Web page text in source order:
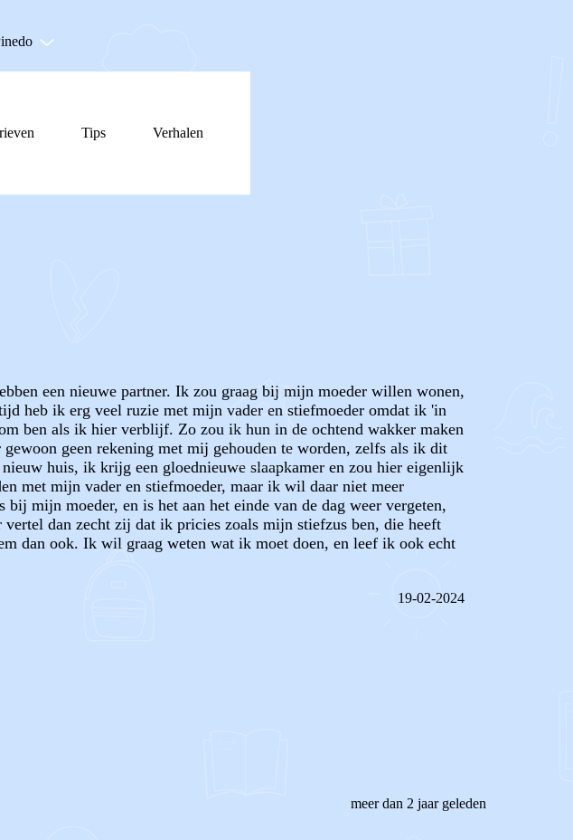
Tips Verhalen
een nieuwe partner. Ik zou graag bij mijn moeder willen wonen,
heb ik erg veel ruzie met mijn vader en stiefmoeder omdat ik 'in
ben als ik hier verblijf. Zo zou ik hun in de ochtend wakker maken
geen rekening met mij gehouden te worden, zelfs als ik dit
huis, ik krijg een gloednieuwe slaapkamer en zou hier eigenlijk
met mijn vader en stiefmoeder, maar ik wil daar niet meer
mijn moeder, en is het aan het einde van de dag weer vergeten,
dan zecht zij dat ik pricies zoals mijn stiefzus ben, die heeft
dan ook. Ik wil graag weten wat ik moet doen, en leef ik ook echt
19-02-2024
meer dan 2 jaar geleden